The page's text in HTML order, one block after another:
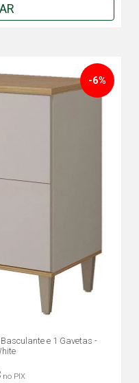
e 1 Gavetas -
-6%
no PIX